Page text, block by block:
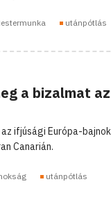
utánpótlás
a bizalmat az
ifjúsági Európa-
Canarián.
utánpótlás